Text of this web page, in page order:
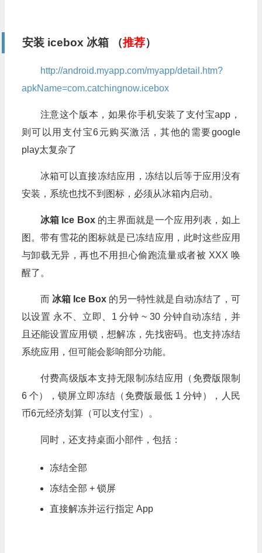
安装 icebox 冰箱 （推荐）
http://android.myapp.com/myapp/detail.htm?
apkName=com.catchingnow.icebox
注意这个版本，如果你手机安装了支付宝app，
则可以用支付宝6元购买激活，其他的需要google
play太复杂了
冰箱可以直接冻结应用，冻结以后等于应用没有
安装，系统也找不到图标，必须从冰箱内启动。
冰箱 Ice Box的主界面就是一个应用列表，如上
图。带有雪花的图标就是已冻结应用，此时这些应用
与卸载无异，再也不用担心偷跑流量或者被 XXX 唤
醒了。
而 冰箱 Ice Box 的另一特性就是自动冻结了，可
以设置 永不、立即、1 分钟 ~ 30 分钟自动冻结，并
且还能设置应用锁，想解冻，先找密码。也支持冻结
系统应用，但可能会影响部分功能。
付费高级版本支持无限制冻结应用（免费版限制
6 个），锁屏立即冻结（免费版最低 1 分钟），人民
币6元经济划算（可以支付宝）。
同时，还支持桌面小部件，包括：
冻结全部
冻结全部 + 锁屏
直接解冻并运行指定 App